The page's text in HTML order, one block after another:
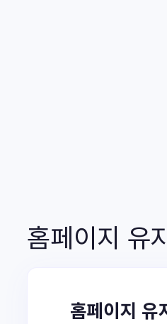
홈페이지 유
홈페이지 유